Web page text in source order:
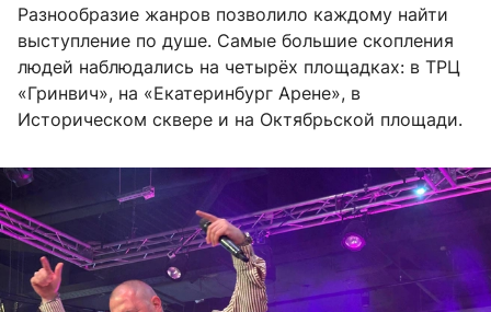
Разнообразие жанров позволило каждому найти
выступление по душе. Самые большие скопления
людей наблюдались на четырёх площадках: в ТРЦ
«Гринвич», на «Екатеринбург Арене», в
Историческом сквере и на Октябрьской площади.